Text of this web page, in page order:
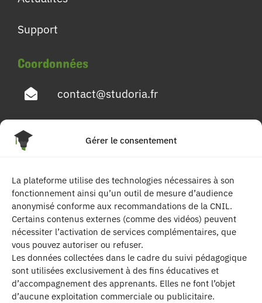
Gérer le consentement
La plateforme utilise des technologies nécessaires à son
fonctionnement ainsi qu’un outil de mesure d’audience
anonymisé conforme aux recommandations de la CNIL.
Certains contenus externes (comme des vidéos) peuvent
nécessiter l’activation de services complémentaires, que
vous pouvez autoriser ou refuser.
Les données collectées dans le cadre du suivi pédagogique
sont utilisées exclusivement à des fins éducatives et
d’accompagnement des apprenants. Elles ne font l’objet
d’aucune exploitation commerciale ou publicitaire.
Support
Coordonnées
contact@studoria.fr
4 Rue Georges Pompidou
Suivez-nous
| Les contenus publiés sur ce site sont